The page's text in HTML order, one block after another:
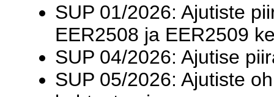
SUP 01/2026: Ajutiste
EER2508 ja EER2509
SUP 04/2026: Ajutise
SUP 05/2026: Ajutiste